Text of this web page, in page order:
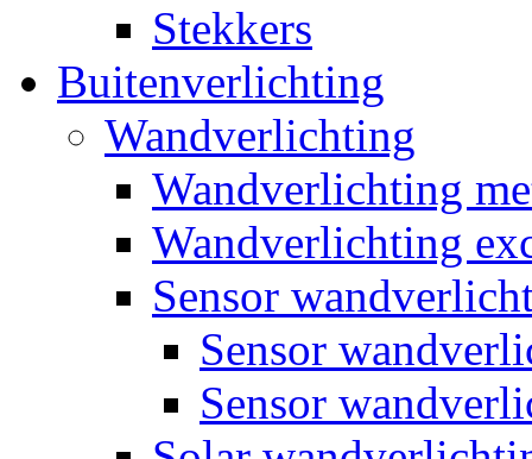
Stekkers
Buitenverlichting
Wandverlichting
Wandverlichting
Wandverlichting
Sensor
Sensor
Sensor